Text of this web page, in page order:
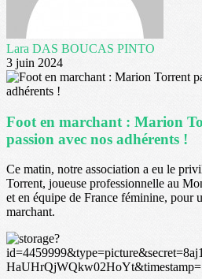
Lara DAS BOUCAS PINTO
3 juin 2024
Foot en marchant : Marion
passion avec nos adhérents !
Ce matin, notre association a eu le
Torrent, joueuse professionnelle au
et en équipe de France féminine, pour
marchant.